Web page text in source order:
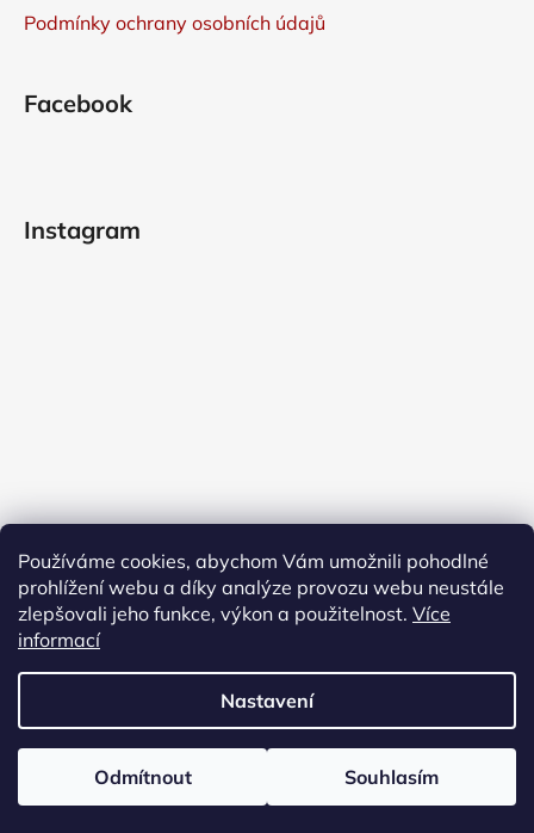
Používáme cookies, abychom Vám umožnili pohodlné
prohlížení webu a díky analýze provozu webu neustále
zlepšovali jeho funkce, výkon a použitelnost. Více
informací
Nastavení
Odmítnout Souhlasím
Expedice objednávek bude probíhat do 18.12.2024 a od 6.1.2025.
Podmínky ochrany osobních údajů
Facebook
Instagram
Vytvořil Shoptet
Copyright 2026Chytrykvetinac.cz. Všechna práva
vyhrazena.